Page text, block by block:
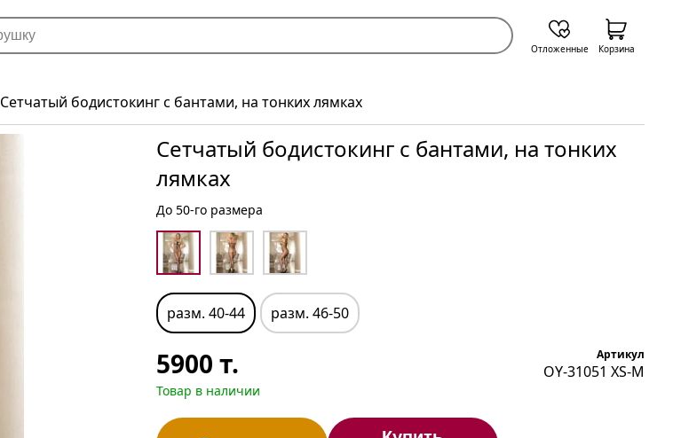
Сетчатый бодистокинг с бантами, на тонких лямках
Сетчатый бодистокинг с бантами, на тонких
лямках
До 50-го размера
разм. 40-44 разм. 46-50
5900 т.
Товар в наличии
Артикул
OY-31051 XS-M
Отложенные Корзина